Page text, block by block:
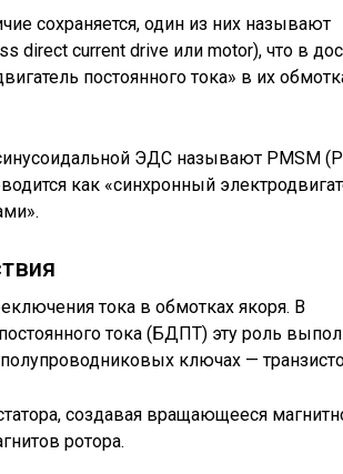
сохраняется, один из них называют
direct current drive или motor), что в
постоянного тока» в их
ЭДС называют PMSM
как «синхронный
тока в обмотках якоря. В
тока (БДПТ) эту роль
ключах —
создавая вращающееся
ротора.